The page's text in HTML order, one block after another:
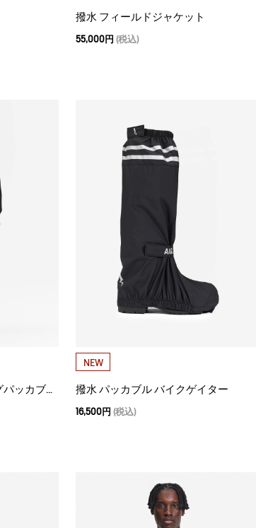
撥水 フィールドジャケット
55,000円 (税込)
透湿防水 撥水 サイクリングパッカブル オーバーパンツ
NEW
撥水 パッカブル バイクゲイター
16,500円 (税込)